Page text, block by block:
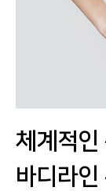
체계적인
바디라인